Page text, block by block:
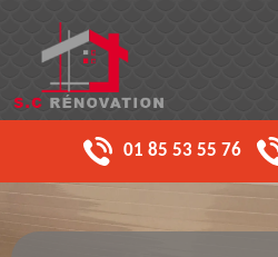
01 85 53 55 76